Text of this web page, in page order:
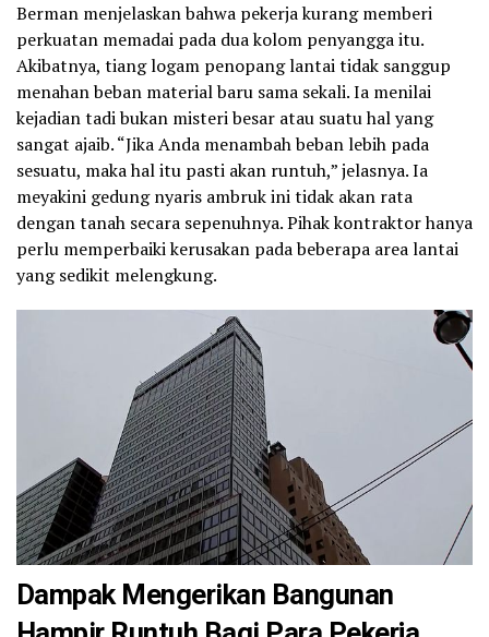
Berman menjelaskan bahwa pekerja kurang memberi
perkuatan memadai pada dua kolom penyangga itu.
Akibatnya, tiang logam penopang lantai tidak sanggup
menahan beban material baru sama sekali. Ia menilai
kejadian tadi bukan misteri besar atau suatu hal yang
sangat ajaib. “Jika Anda menambah beban lebih pada
sesuatu, maka hal itu pasti akan runtuh,” jelasnya. Ia
meyakini gedung nyaris ambruk ini tidak akan rata
dengan tanah secara sepenuhnya. Pihak kontraktor hanya
perlu memperbaiki kerusakan pada beberapa area lantai
yang sedikit melengkung.
Dampak Mengerikan Bangunan